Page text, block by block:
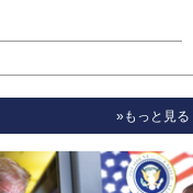
»もっと見る